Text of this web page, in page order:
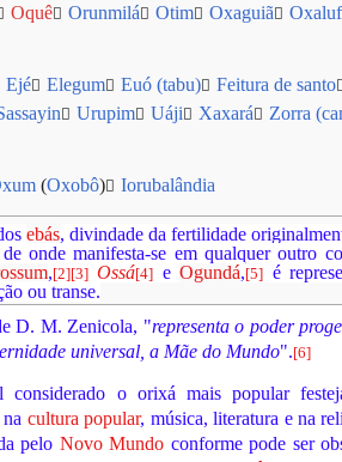
Oquê Orunmilá Otim Oxaguiã‎
Ejé Elegum Euó (tabu) Feitura de santo
Urupim Uáji Xaxará
Zorra
(Oxobô) Iorubalândia
ebás, divindade da fertilidade
de onde manifesta-se em qualquer outro
,[2][3] Ossá[4] eOgundá,[5] é
ou transe.
D. M. Zenicola, "representa o poder
universal, a Mãe do Mundo".[6]
considerado o orixá mais popular
cultura popular, música, literatura e na
pelo Novo Mundo conforme pode ser